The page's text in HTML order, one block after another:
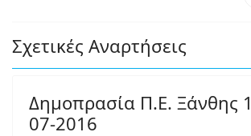
Σχετικές Αναρτήσεις
Δημοπρασία Π.Ε. Ξάνθης
07-2016